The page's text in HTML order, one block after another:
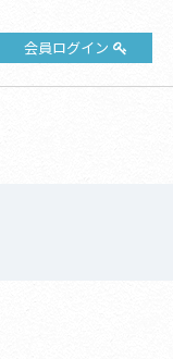
会員ログイン